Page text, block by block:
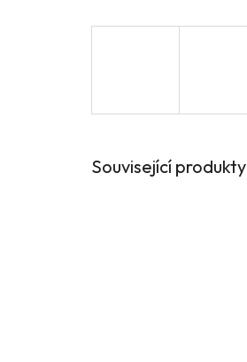
Související produkty